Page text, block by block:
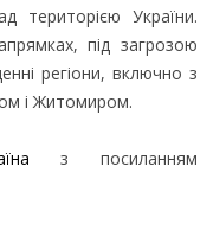
територією України.
під загрозою
регіони, включно з
і Житомиром.
з посиланням